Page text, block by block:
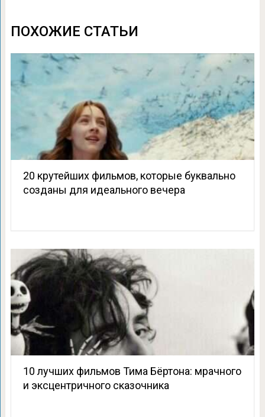
ПОХОЖИЕ СТАТЬИ
20 крутейших фильмов, которые буквально
созданы для идеального вечера
10 лучших фильмов Тима Бёртона: мрачного
и эксцентричного сказочника